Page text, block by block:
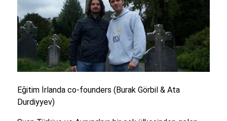
Eğitim İrlanda co-founders (Burak Görbil & Ata
Durdiyyev)